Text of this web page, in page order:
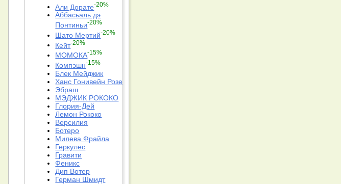
Али Дорате-20%
Аббасьаль дэ
Понтиньи-20%
Шато Мертий-20%
Кейт-20%
МОМОКА-15%
Компэшн-15%
Блек Мейджик
Ханс Гонивейн Розе
Эбраш
МЭДЖИК РОКОКО
Глория-Дей
Лемон Рококо
Версилия
Ботеро
Милева Фрайла
Геркулес
Гравити
Феникс
Дип Вотер
Герман Шмидт